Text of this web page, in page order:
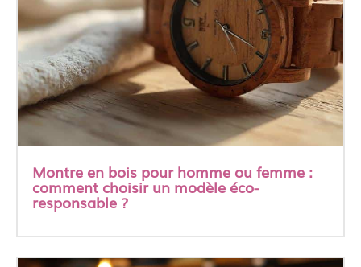
Montre en bois pour homme ou femme :
comment choisir un modèle éco-
responsable ?